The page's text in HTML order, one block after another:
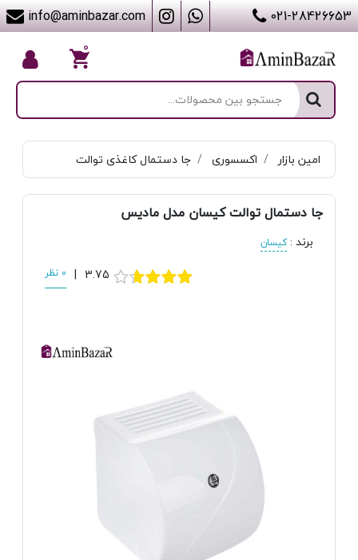
info@aminbazar.com 021-28426653
۰
امین بازار اکسسوری جا دستمال کاغذی توالت
جا دستمال توالت کیسان مدل مادیس
برند :کیسان
3.75
| 0 نظر